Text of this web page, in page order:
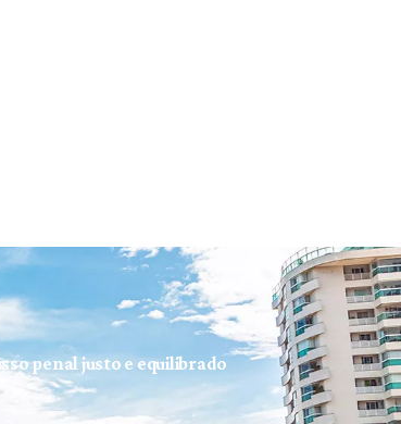
penal justo e equilibrado